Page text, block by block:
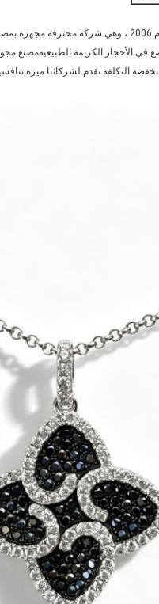
تأسست مصنع يوجينفو للمجوهرات في عام
في الأحجار الكريمة الطبيعيةمصنع
التكلفة تقدم لشركائنا ميزة